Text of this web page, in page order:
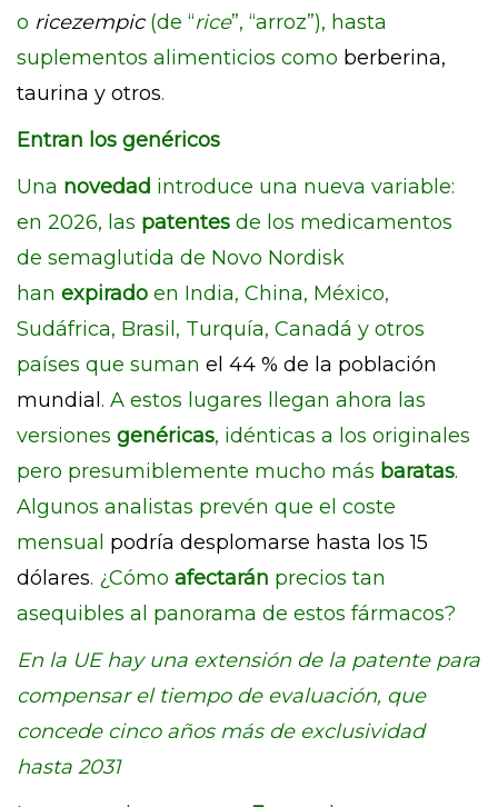
o ricezempic(de “rice”, “arroz”), hasta
suplementos alimenticios como berberina,
taurina y otros.
Entran los genéricos
Una novedad introduce una nueva variable:
en 2026, las patentes de los medicamentos
de semaglutida de Novo Nordisk
han expirado en India, China, México,
Sudáfrica, Brasil, Turquía, Canadá y otros
países que suman el 44 % de la población
mundial . A estos lugares llegan ahora las
versiones genéricas, idénticas a los originales
pero presumiblemente mucho más baratas.
Algunos analistas prevén que el coste
mensual podría desplomarse hasta los 15
dólares. ¿Cómo afectarán precios tan
asequibles al panorama de estos fármacos?
En la UE hay una extensión de la patente para
compensar el tiempo de evaluación, que
concede cinco años más de exclusividad
hasta 2031